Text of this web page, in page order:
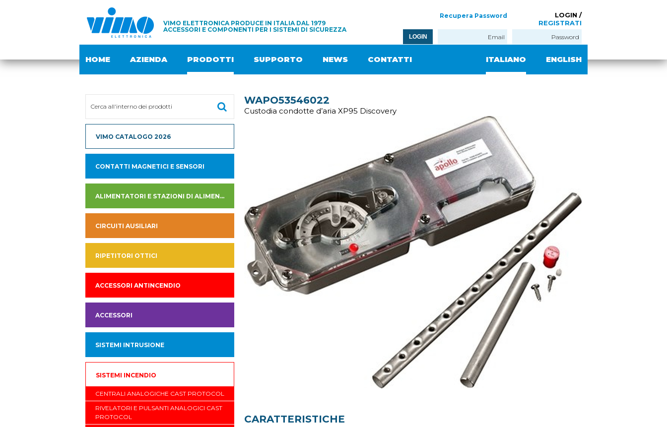
VIMO ELETTRONICA PRODUCE IN ITALIA DAL 1979
ACCESSORI E COMPONENTI PER I SISTEMI DI SICUREZZA
LOGIN /
REGISTRATI
Recupera Password
LOGIN
HOME AZIENDA PRODOTTI SUPPORTO NEWS CONTATTI ENGLISH
ITALIANO
VIMO CATALOGO 2026
CONTATTI MAGNETICI E SENSORI
ALIMENTATORI E STAZIONI DI ALIMENTAZIONE
CIRCUITI AUSILIARI
RIPETITORI OTTICI
ACCESSORI ANTINCENDIO
ACCESSORI
SISTEMI INTRUSIONE
SISTEMI INCENDIO
CENTRALI ANALOGICHE CAST PROTOCOL
RIVELATORI E PULSANTI ANALOGICI CAST
PROTOCOL
WAPO53546022
Custodia condotte d’aria XP95 Discovery
CARATTERISTICHE